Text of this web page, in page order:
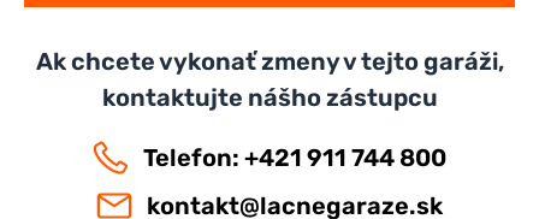
Ak chcete vykonať zmeny v tejto garáži,
kontaktujte nášho zástupcu
Telefon: +421 911 744 800
kontakt@lacnegaraze.sk